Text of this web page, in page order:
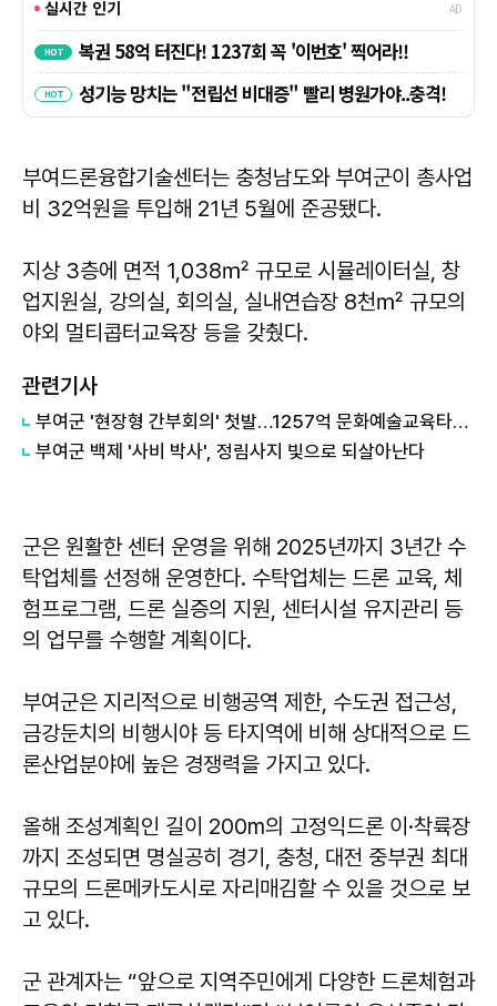
부여드론융합기술센터는 충청남도와 부여군이 총사업
비 32억원을 투입해 21년 5월에 준공됐다.
지상 3층에 면적 1,038㎡ 규모로 시뮬레이터실, 창
업지원실, 강의실, 회의실, 실내연습장 8천㎡ 규모의
야외 멀티콥터교육장 등을 갖췄다.
관련기사
부여군 '현장형 간부회의' 첫발…1257억 문화예술교육타운 점검
부여군 백제 '사비 박사', 정림사지 빛으로 되살아난다
군은 원활한 센터 운영을 위해 2025년까지 3년간 수
탁업체를 선정해 운영한다. 수탁업체는 드론 교육, 체
험프로그램, 드론 실증의 지원, 센터시설 유지관리 등
의 업무를 수행할 계획이다.
부여군은 지리적으로 비행공역 제한, 수도권 접근성,
금강둔치의 비행시야 등 타지역에 비해 상대적으로 드
론산업분야에 높은 경쟁력을 가지고 있다.
올해 조성계획인 길이 200m의 고정익드론 이·착륙장
까지 조성되면 명실공히 경기, 충청, 대전 중부권 최대
규모의 드론메카도시로 자리매김할 수 있을 것으로 보
고 있다.
군 관계자는 “앞으로 지역주민에게 다양한 드론체험과